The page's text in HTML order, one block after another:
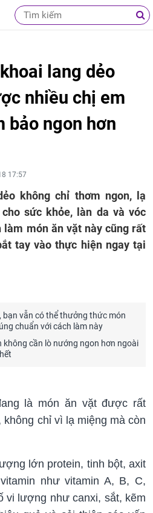
lang dẻo
nhiều chị em
bảo ngon hơn
17:57
không chỉ thơm ngon, lạ
sức khỏe, làn da và vóc
làm món ăn vặt này cũng rất
tay vào thực hiện ngay tại
bạn vẫn có thể thưởng thức món
chuẩn với cách làm này
không cần lò nướng ngon hơn ngoài
là món ăn vặt được rất
chỉ vì lạ miệng mà còn
lớn protein, tinh bột, axit
như vitamin A, B, C,
vi lượng như canxi, sắt, kẽm